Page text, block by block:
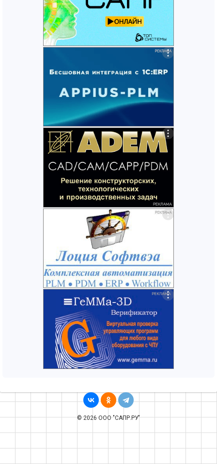
© 2026 ООО "САПР.РУ"